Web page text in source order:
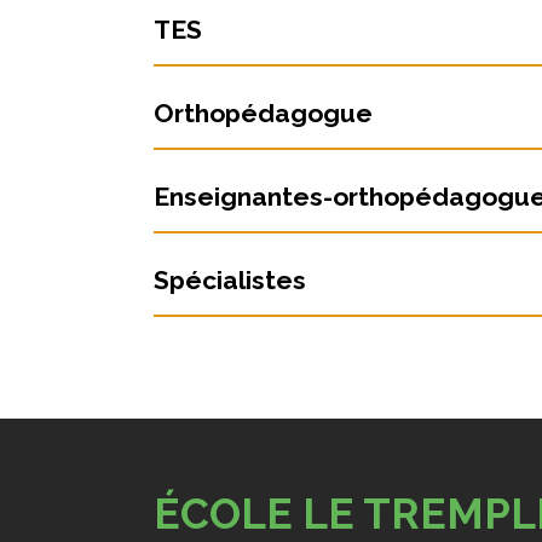
TES
Orthopédagogue
Enseignantes-
Spécialistes
ÉCOLE LE